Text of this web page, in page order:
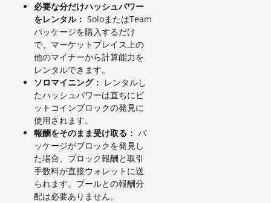
必要な分だけハッシュパワー
をレンタル： SoloまたはTeam
パッケージを購入するだけ
で、マーケットプレイス上の
他のマイナーから計算能力を
レンタルできます。
ソロマイニング： レンタルし
たハッシュパワーは直ちにビ
ットコインブロックの発見に
使用されます。
報酬をそのまま受け取る： パ
ッケージがブロックを発見し
た場合、ブロック報酬と取引
手数料が直接ウォレットに送
られます。プールとの報酬分
配は必要ありません。